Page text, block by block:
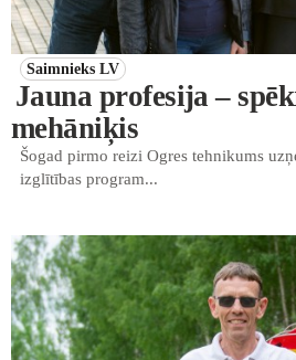
Saimnieks LV
Jauna profesija –
mehāniķis
Šogad pirmo reizi Ogres tehnikums
izglītības program...